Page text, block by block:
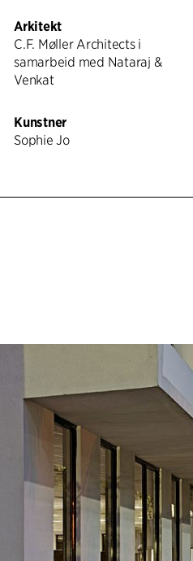
Arkitekt
C.F. Møller Architects i
samarbeid med Nataraj &
Venkat
Kunstner
Sophie Jo